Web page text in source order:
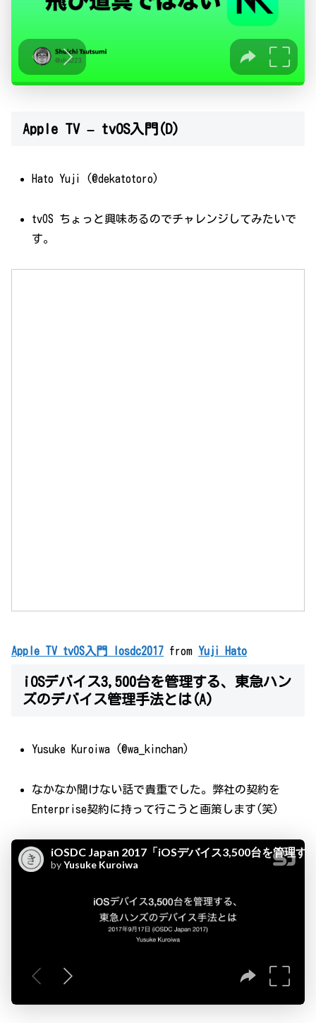
Apple TV – tvOS入門(D)
Hato Yuji (@dekatotoro)
tvOS ちょっと興味あるのでチャレンジしてみたいで
す。
Apple TV tvOS入門 Iosdc2017 from Yuji Hato
iOSデバイス3,500台を管理する、東急ハン
ズのデバイス管理手法とは(A)
Yusuke Kuroiwa (@wa_kinchan)
なかなか聞けない話で貴重でした。弊社の契約を
Enterprise契約に持って行こうと画策します(笑)